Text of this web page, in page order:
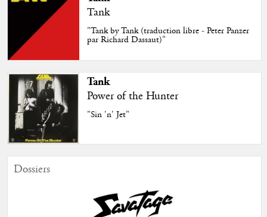
Tank
"Tank by Tank (traduction libre - Peter Panzer
par Richard Dassaut)"
Tank
Power of the Hunter
"Sin 'n' Jet"
Dossiers